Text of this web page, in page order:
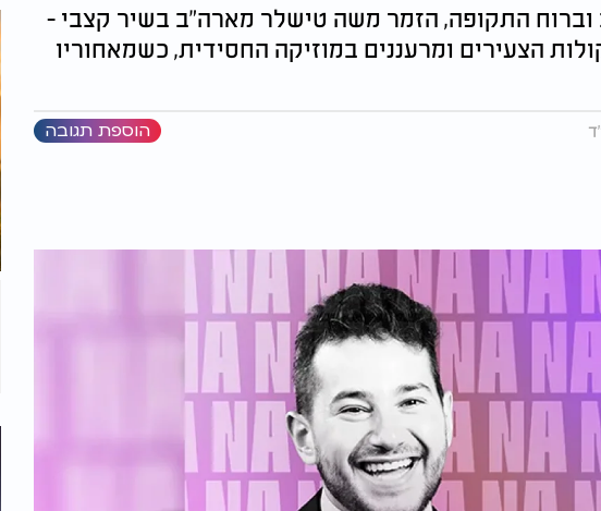
התקופה, הזמר משה טישלר מארה"ב בשיר קצבי -
הצעירים ומרעננים במוזיקה החסידית, כשמאחוריו
הוספת תגובה